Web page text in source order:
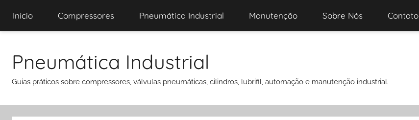
conteúdo
Pneumática Industrial
Guias práticos sobre compressores, válvulas pneumáticas, cilindros, lubrifil, automação e manutenção industrial.
Início Compressores Pneumática Industrial Manutenção Sobre Nós Contato